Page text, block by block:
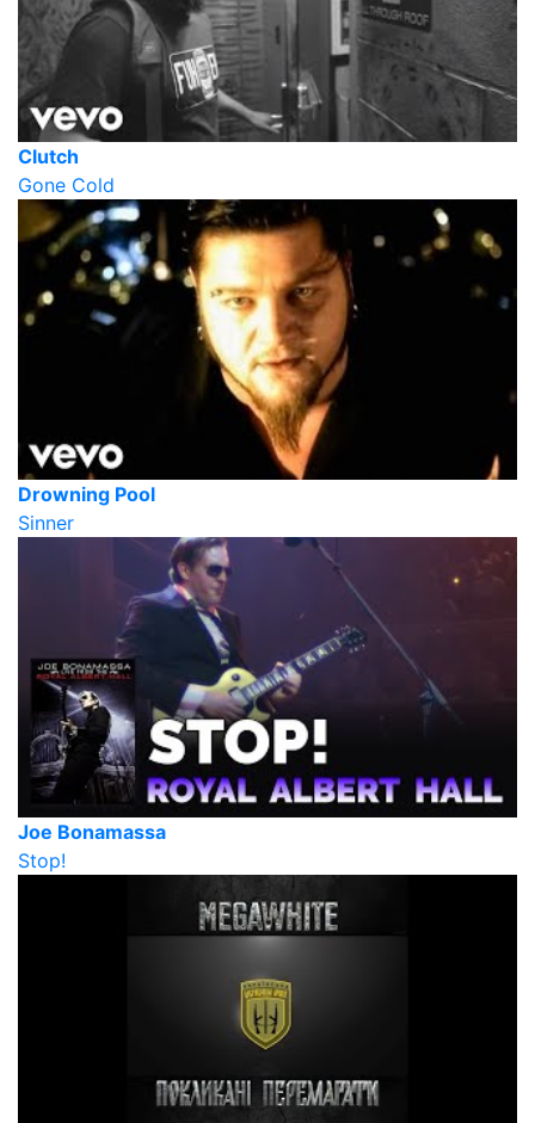
Clutch
Gone Cold
Drowning Pool
Sinner
Joe Bonamassa
Stop!